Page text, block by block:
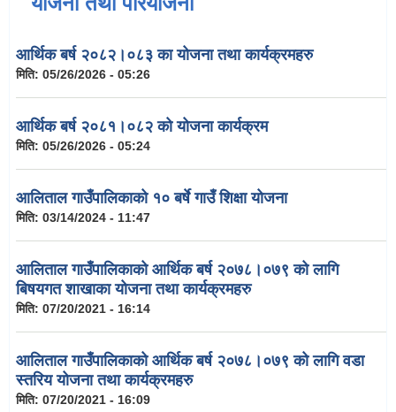
आर्थिक बर्ष २०८२।०८३ का योजना तथा कार्यक्रमहरु
मिति: 05/26/2026 - 05:26
आर्थिक बर्ष २०८१।०८२ को योजना कार्यक्रम
मिति: 05/26/2026 - 05:24
आलिताल गाउँपालिकाको १० बर्षे गाउँ शिक्षा योजना
मिति: 03/14/2024 - 11:47
आलिताल गाउँपालिकाको आर्थिक बर्ष २०७८।०७९ को लागि
बिषयगत शाखाका योजना तथा कार्यक्रमहरु
मिति: 07/20/2021 - 16:14
आलिताल गाउँपालिकाको आर्थिक बर्ष २०७८।०७९ को लागि वडा
स्तरिय योजना तथा कार्यक्रमहरु
मिति: 07/20/2021 - 16:09